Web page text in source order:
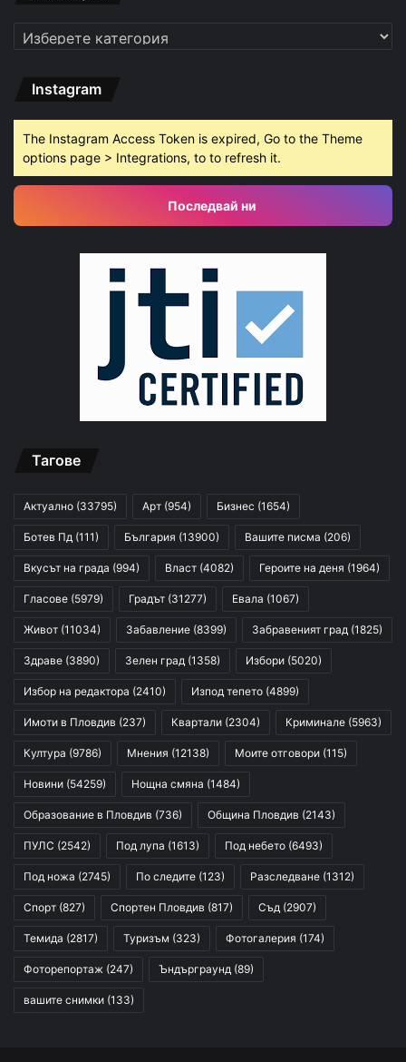
Категории
Instagram
The Instagram Access Token is expired, Go to the Theme
options page > Integrations, to to refresh it.
Последвай ни
Тагове
Актуално (33795) Арт (954) Бизнес (1654)
Ботев Пд (111) България (13900) Вашите писма (206)
Вкусът на града (994) Власт (4082) Героите на деня (1964)
Гласове (5979) Градът (31277) Евала (1067)
Живот (11034) Забавление (8399) Забравеният град (1825)
Здраве (3890) Зелен град (1358) Избори (5020)
Избор на редактора (2410) Изпод тепето (4899)
Имоти в Пловдив (237) Квартали (2304) Криминале (5963)
Култура (9786) Мнения (12138) Моите отговори (115)
Новини (54259) Нощна смяна (1484)
Образование в Пловдив (736) Община Пловдив (2143)
ПУЛС (2542) Под лупа (1613) Под небето (6493)
Под ножа (2745) По следите (123) Разследване (1312)
Спорт (827) Спортен Пловдив (817) Съд (2907)
Темида (2817) Туризъм (323) Фотогалерия (174)
Фоторепортаж (247) Ъндърграунд (89)
вашите снимки (133)